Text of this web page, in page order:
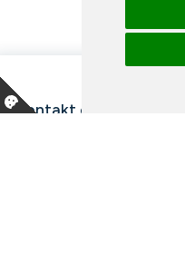
Kontakt oss